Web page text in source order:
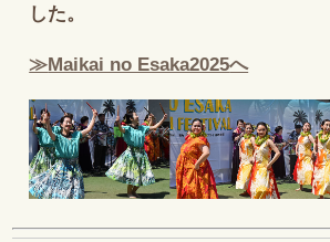
した。
≫Maikai no Esaka2025へ